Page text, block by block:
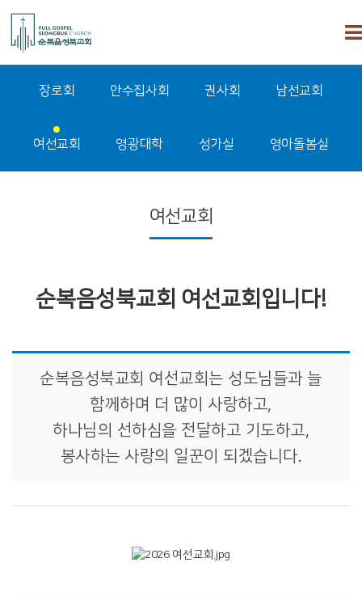
장로회 안수집사회 권사회 남선교회
여선교회 영광대학 성가실 영아돌봄실
여선교회
순복음성북교회 여선교회입니다!
순복음성북교회 여선교회는 성도님들과 늘
함께하며 더 많이 사랑하고,
하나님의 선하심을 전달하고 기도하고,
봉사하는 사랑의 일꾼이 되겠습니다.